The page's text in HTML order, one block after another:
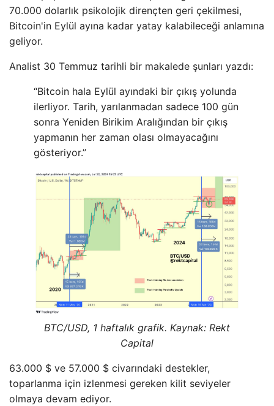
70.000 dolarlık psikolojik dirençten geri çekilmesi,
Bitcoin'in Eylül ayına kadar yatay kalabileceği anlamına
geliyor.
Analist 30 Temmuz tarihli bir makalede şunları yazdı:
“Bitcoin hala Eylül ayındaki bir çıkış yolunda
ilerliyor. Tarih, yarılanmadan sadece 100 gün
sonra Yeniden Birikim Aralığından bir çıkış
yapmanın her zaman olası olmayacağını
gösteriyor.”
BTC/USD, 1 haftalık grafik. Kaynak: Rekt
Capital
63.000 $ ve 57.000 $ civarındaki destekler,
toparlanma için izlenmesi gereken kilit seviyeler
olmaya devam ediyor.